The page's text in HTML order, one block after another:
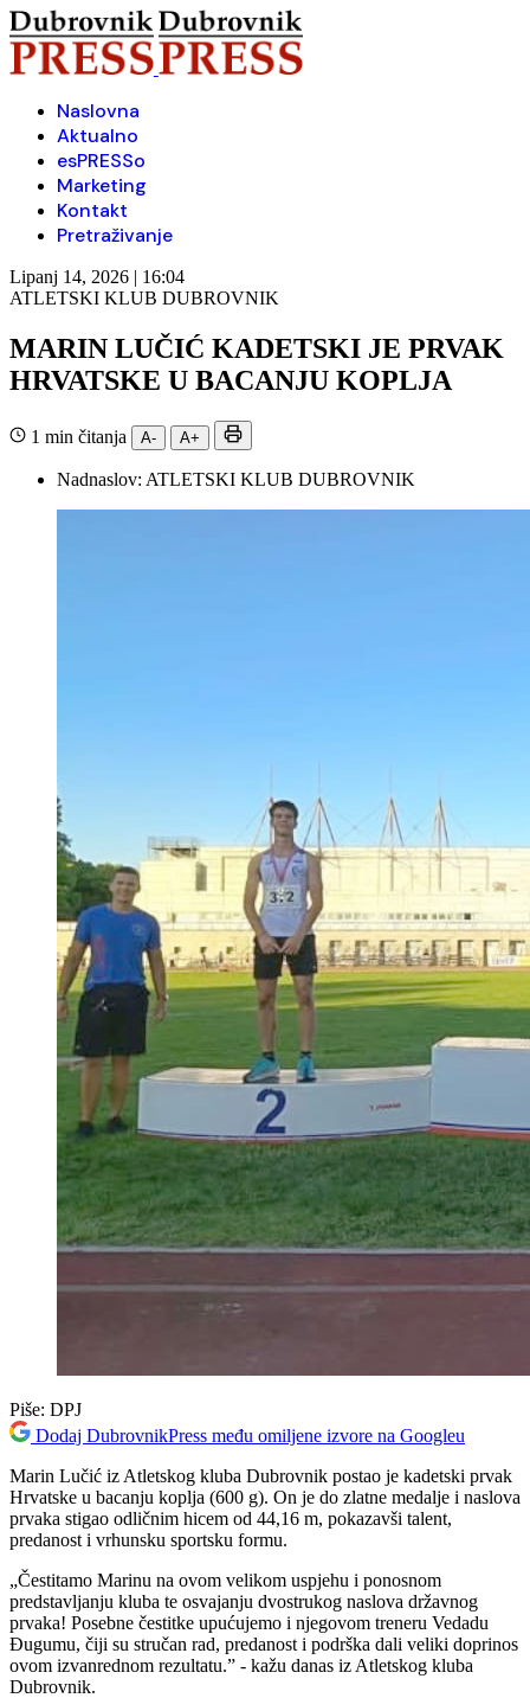
Naslovna
Aktualno
esPRESSo
Marketing
Kontakt
Pretraživanje
Lipanj 14, 2026 | 16:04
ATLETSKI KLUB DUBROVNIK
MARIN LUČIĆ KADETSKI JE PRVAK
HRVATSKE U BACANJU KOPLJA
1 min čitanja A- A+
Nadnaslov: ATLETSKI KLUB DUBROVNIK
Piše: DPJ
Dodaj DubrovnikPress među omiljene izvore na Googleu
Marin Lučić iz Atletskog kluba Dubrovnik postao je kadetski prvak
Hrvatske u bacanju koplja (600 g). On je do zlatne medalje i naslova
prvaka stigao odličnim hicem od 44,16 m, pokazavši talent,
predanost i vrhunsku sportsku formu.
„Čestitamo Marinu na ovom velikom uspjehu i ponosnom
predstavljanju kluba te osvajanju dvostrukog naslova državnog
prvaka! Posebne čestitke upućujemo i njegovom treneru Vedadu
Đugumu, čiji su stručan rad, predanost i podrška dali veliki doprinos
ovom izvanrednom rezultatu.” - kažu danas iz Atletskog kluba
Dubrovnik.